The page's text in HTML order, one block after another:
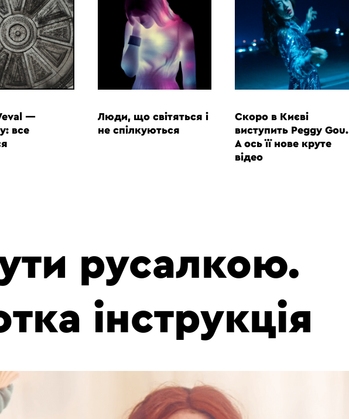
—
все
Люди, що світяться і
не спілкуються
Скоро в Києві
виступить Peggy Gou.
А ось її нове круте
відео
русалкою.
інструкція